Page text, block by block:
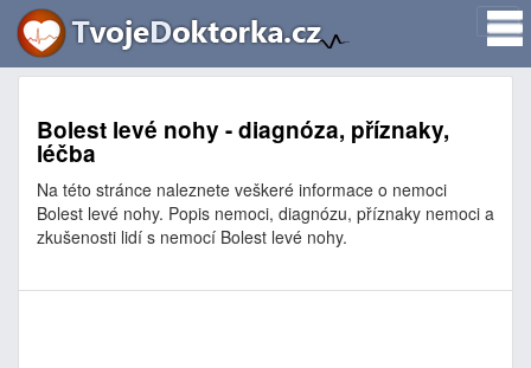
Bolest levé nohy - diagnóza, příznaky,
léčba
Na této stránce naleznete veškeré informace o nemoci
Bolest levé nohy. Popis nemoci, diagnózu, příznaky nemoci a
zkušenosti lidí s nemocí Bolest levé nohy.